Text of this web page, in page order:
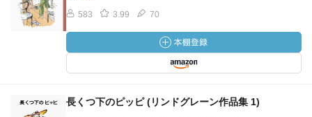
583 3.99 70
長くつ下のピッピ (リンドグレーン作品集 1)